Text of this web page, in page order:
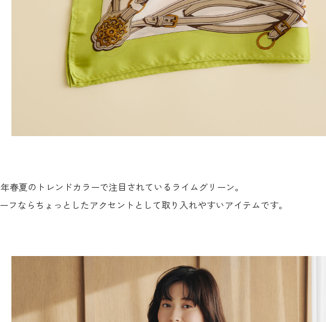
春夏のトレンドカラーで注目されているライムグリーン。
フならちょっとしたアクセントとして取り入れやすいアイテムです。